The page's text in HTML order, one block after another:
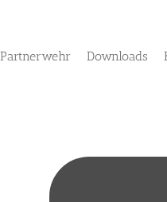
Partnerwehr Downloads